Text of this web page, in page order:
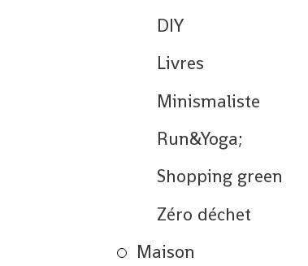
DIY
Livres
Minismaliste
Run&Yoga;
Shopping green
Zéro déchet
Maison